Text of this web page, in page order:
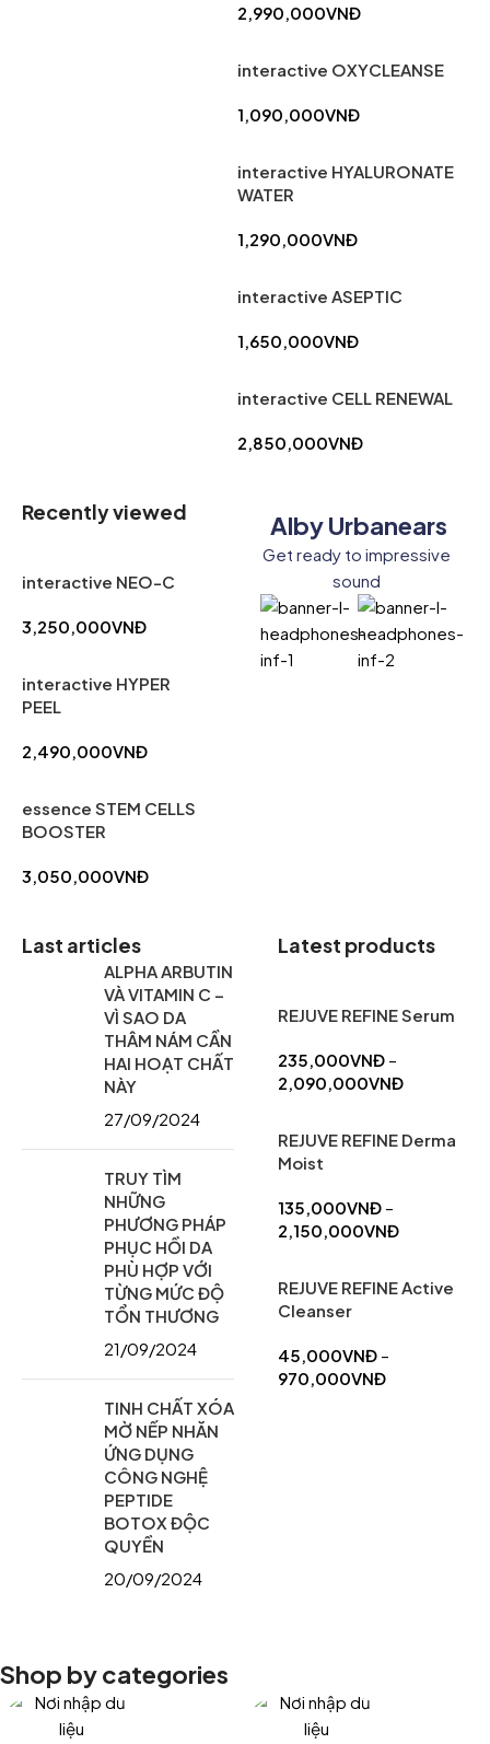
Recently viewed
interactive NEO-C
3,250,000VNĐ
interactive HYPER
PEEL
2,490,000VNĐ
essence STEM CELLS
BOOSTER
3,050,000VNĐ
Alby Urbanears
Get ready to impressive
sound
Last articles
ALPHA ARBUTIN
VÀ VITAMIN C –
VÌ SAO DA
THÂM NÁM CẦN
HAI HOẠT CHẤT
NÀY
27/09/2024
TRUY TÌM
NHỮNG
PHƯƠNG PHÁP
PHỤC HỒI DA
PHÙ HỢP VỚI
TỪNG MỨC ĐỘ
TỔN THƯƠNG
21/09/2024
TINH CHẤT XÓA
MỜ NẾP NHĂN
ỨNG DỤNG
CÔNG NGHỆ
PEPTIDE
BOTOX ĐỘC
QUYỀN
20/09/2024
Latest products
REJUVE REFINE Serum
235,000VNĐ –
2,090,000VNĐ
REJUVE REFINE Derma
Moist
135,000VNĐ –
2,150,000VNĐ
REJUVE REFINE Active
Cleanser
45,000VNĐ –
970,000VNĐ
2,990,000VNĐ
interactive OXYCLEANSE
1,090,000VNĐ
interactive HYALURONATE
WATER
1,290,000VNĐ
interactive ASEPTIC
1,650,000VNĐ
interactive CELL RENEWAL
2,850,000VNĐ
Shop by categories